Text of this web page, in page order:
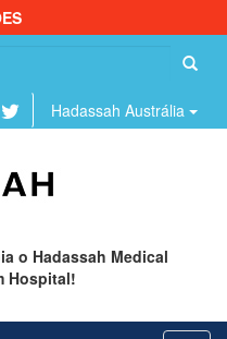
Hadassah Austrália
o Hadassah Medical
Hospital!